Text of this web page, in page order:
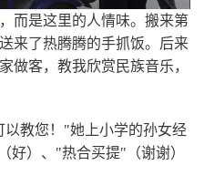
而是这里的人情味。搬来第
来了热腾腾的手抓饭。后来
做客，教我欣赏民族音乐，
教您！"她上小学的孙女经
好）、"热合买提"（谢谢）